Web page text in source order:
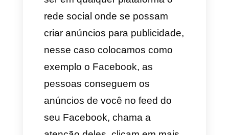
uma compra. Esse tipo de
anúncio tem uma grande taxa
de resposta e geralmente são
aqueles que mais porcentagem
de conversão tem. É por essa
razão que a grande maioria das